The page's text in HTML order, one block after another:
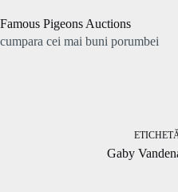
la
Famous Pigeons Auctions
cumpara cei mai buni porumbei
Gaby